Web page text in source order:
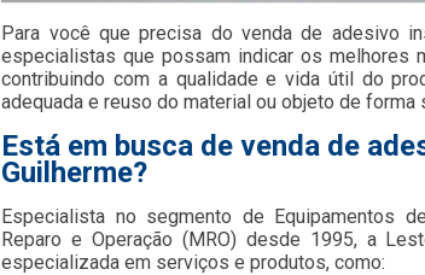
Para você que precisa do venda de adesivo
especialistas que possam indicar os melhores
contribuindo com a qualidade e vida útil do
adequada e reuso do material ou objeto de forma
Está em busca de venda de
Guilherme?
Especialista no segmento de Equipamentos
Reparo e Operação (MRO) desde 1995, a
especializada em serviços e produtos, como: